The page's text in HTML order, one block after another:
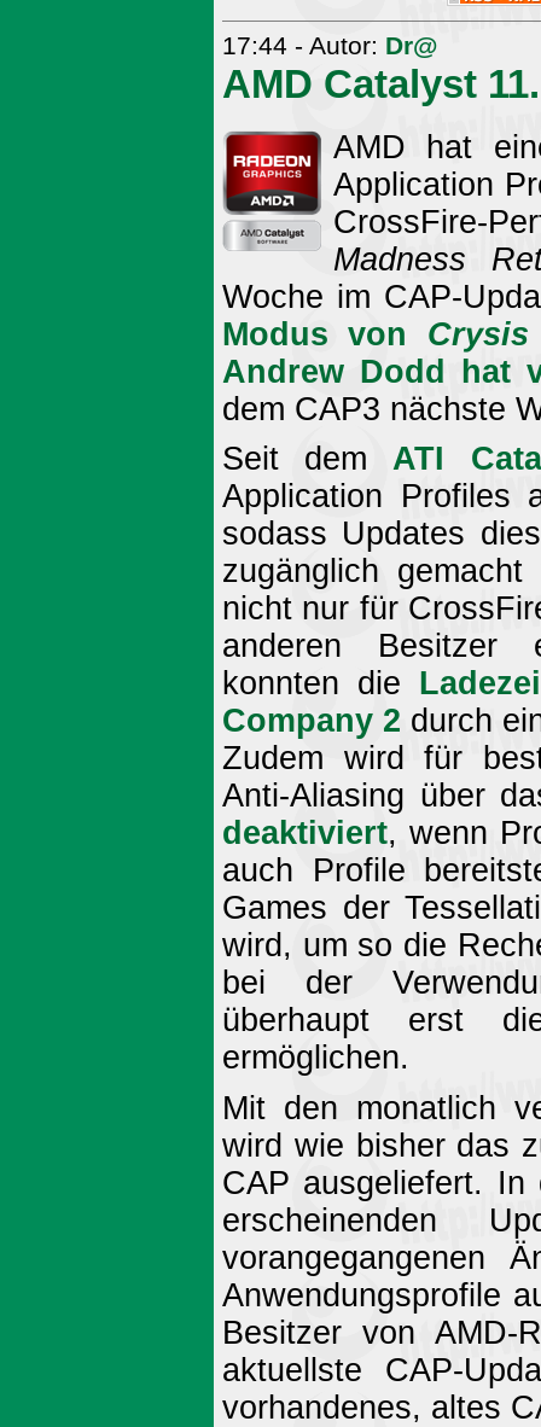
17:44 - Autor: Dr@
AMD Catalyst
AMD hat
Application
CrossFire-
Madness
Woche im CAP-
Modus von
Andrew Dodd hat
dem CAP3 nächste
Seit demATI
Application Profiles
sodass Updates
zugänglich
nicht nur für
anderen Besitzer
konnten die
Company 2 durch
Zudem wird für
Anti-Aliasing über
deaktiviert, wenn
auch Profile
Games der
wird, um so die
bei der
überhaupt erst
ermöglichen.
Mit den monatlich
wird wie bisher das
CAP ausgeliefert.
erscheinenden
vorangegangenen
Anwendungsprofile
Besitzer von AMD-
aktuellste CAP-
vorhandenes, altes